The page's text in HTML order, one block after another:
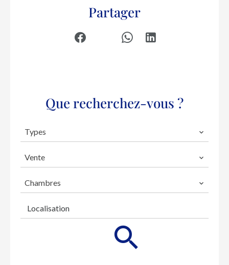
Partager
Que recherchez-vous ?
Types
Vente
Chambres
Localisation